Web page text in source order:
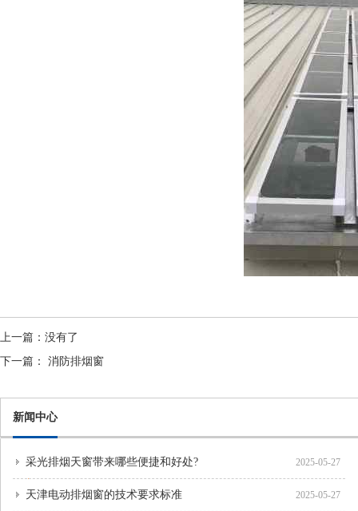
上一篇： 没有了
下一篇： 消防排烟窗
新闻中心
采光排烟天窗带来哪些便捷和好处? 2025-05-27
天津电动排烟窗的技术要求标准 2025-05-27